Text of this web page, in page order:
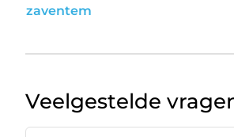
zaventem
Veelgestelde